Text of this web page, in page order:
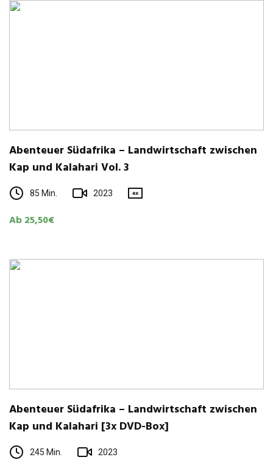
Aben­teuer Süd­afrika – Land­wirt­schaft zwi­schen
Kap und Kala­hari Vol. 3
85 Min. 2023 4K
Ab 25,50€
Aben­teuer Süd­afrika – Land­wirt­schaft zwi­schen
Kap und Kala­hari [3x DVD-Box]
245 Min. 2023